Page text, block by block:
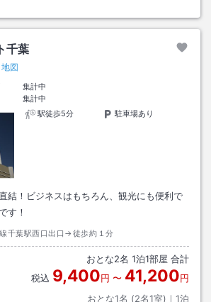
千葉
地図
集計中
集計中
駅徒歩5分
駐車場あり
結！ビジネスはもちろん、観光にも便利で
す！
線千葉駅西口出口→徒歩約１分
おとな2名 1泊1部屋 合計
税込 9,400円 〜 41,200円
おとな1名 (2名1室)｜ 1泊